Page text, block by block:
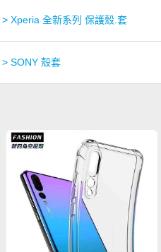
> Xperia 全新系列 保護殼.套
> SONY 殼套